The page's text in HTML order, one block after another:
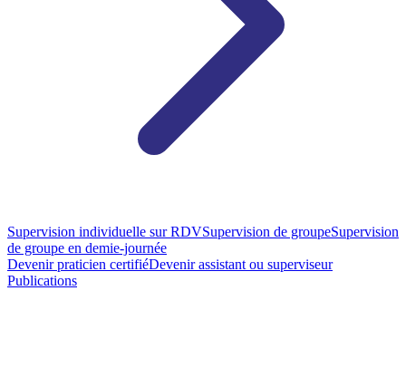
Supervision individuelle sur RDVSupervision de groupeSupervision
de groupe en demie-journée
Devenir praticien certifiéDevenir assistant ou superviseur
Publications